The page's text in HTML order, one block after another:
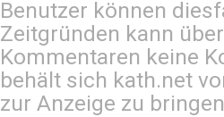
Benutzer können
Zeitgründen kann
Kommentaren keine
behält sich kath.net
zur Anzeige zu